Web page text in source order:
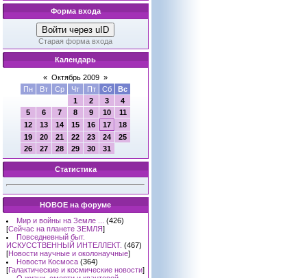
Форма входа
Войти через uID
Старая форма входа
Календарь
« Октябрь 2009 »
Пн
Вт Ср Чт Пт Сб
Вс
1
2 3
4
5
6 7 8 9 10
11
12
13 14 15 16 17
18
19
20 21 22 23 24
25
26
27 28 29 30 31
Статистика
НОВОЕ на форуме
Мир и войны на Земле ...
(426)
[Сейчас на планете ЗЕМЛЯ]
Повседневный быт.
ИСКУССТВЕННЫЙ ИНТЕЛЛЕКТ. (467)
[Новости научные и околонаучные]
Новости Космоса (364)
[Галактические и космические новости]